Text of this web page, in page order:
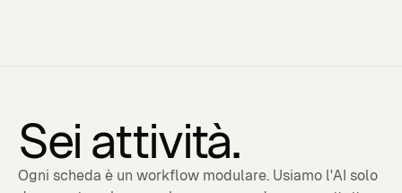
Sei attività.
Ogni scheda è un workflow modulare. Usiamo l'AI solo